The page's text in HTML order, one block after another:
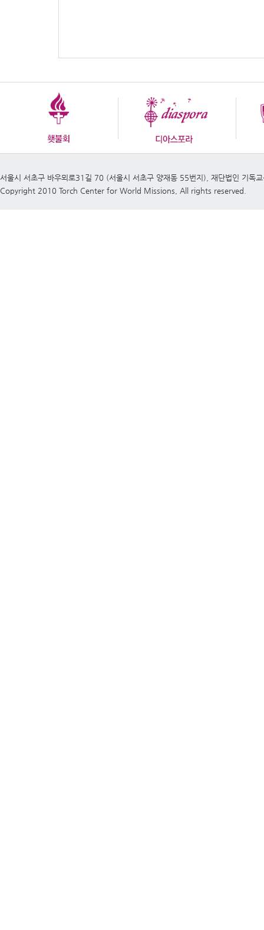
서울시 서초구 바우뫼로31길 70 (서울시 서초구 양재동 55번지), 재단법인
Copyright 2010 Torch Center for World Missions, All rights reserved.